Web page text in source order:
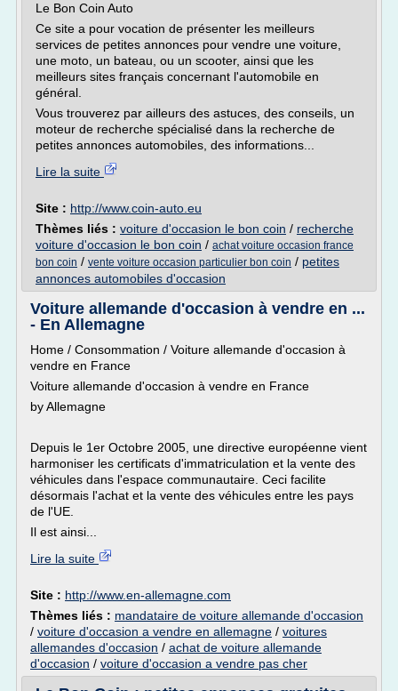
Le Bon Coin Auto
Ce site a pour vocation de présenter les meilleurs
services de petites annonces pour vendre une voiture,
une moto, un bateau, ou un scooter, ainsi que les
meilleurs sites français concernant l'automobile en
général.
Vous trouverez par ailleurs des astuces, des conseils, un
moteur de recherche spécialisé dans la recherche de
petites annonces automobiles, des informations...
Lire la suite
Site : http://www.coin-auto.eu
Thèmes liés : voiture d'occasion le bon coin / recherche
voiture d'occasion le bon coin / achat voiture occasion france
bon coin / vente voiture occasion particulier bon coin / petites
annonces automobiles d'occasion
Voiture allemande d'occasion à vendre en ...
- En Allemagne
Home / Consommation / Voiture allemande d'occasion à
vendre en France
Voiture allemande d'occasion à vendre en France
by Allemagne
Depuis le 1er Octobre 2005, une directive européenne vient
harmoniser les certificats d'immatriculation et la vente des
véhicules dans l'espace communautaire. Ceci facilite
désormais l'achat et la vente des véhicules entre les pays
de l'UE.
Il est ainsi...
Lire la suite
Site : http://www.en-allemagne.com
Thèmes liés : mandataire de voiture allemande d'occasion
/ voiture d'occasion a vendre en allemagne / voitures
allemandes d'occasion / achat de voiture allemande
d'occasion / voiture d'occasion a vendre pas cher